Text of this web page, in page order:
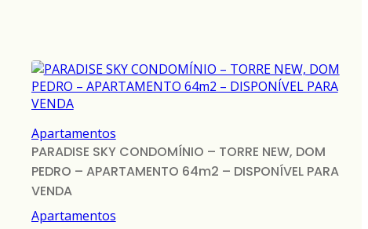
Apartamentos
PARADISE SKY CONDOMÍNIO – TORRE NEW, DOM
PEDRO – APARTAMENTO 64m2 – DISPONÍVEL PARA
VENDA
Apartamentos